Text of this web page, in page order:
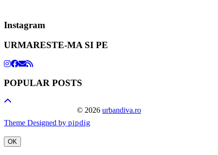
Instagram
URMARESTE-MA SI PE
POPULAR POSTS
© 2026 urbandiva.ro
Theme Designed by pipdig
OK